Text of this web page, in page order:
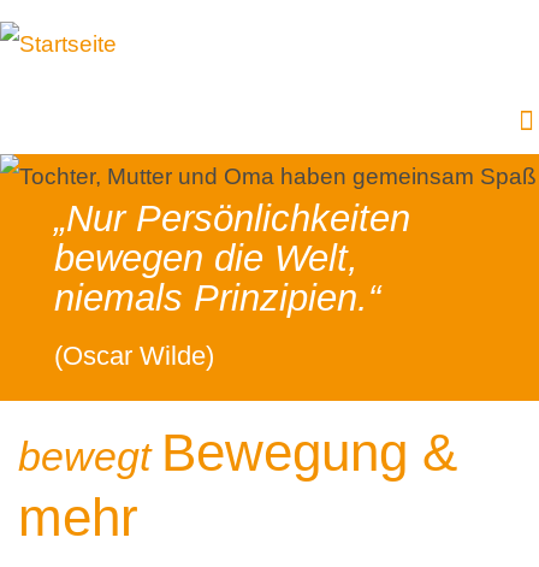
„Nur Persönlichkeiten
bewegen die Welt,
niemals Prinzipien.“
(Oscar Wilde)
bewegt Bewegung &
mehr